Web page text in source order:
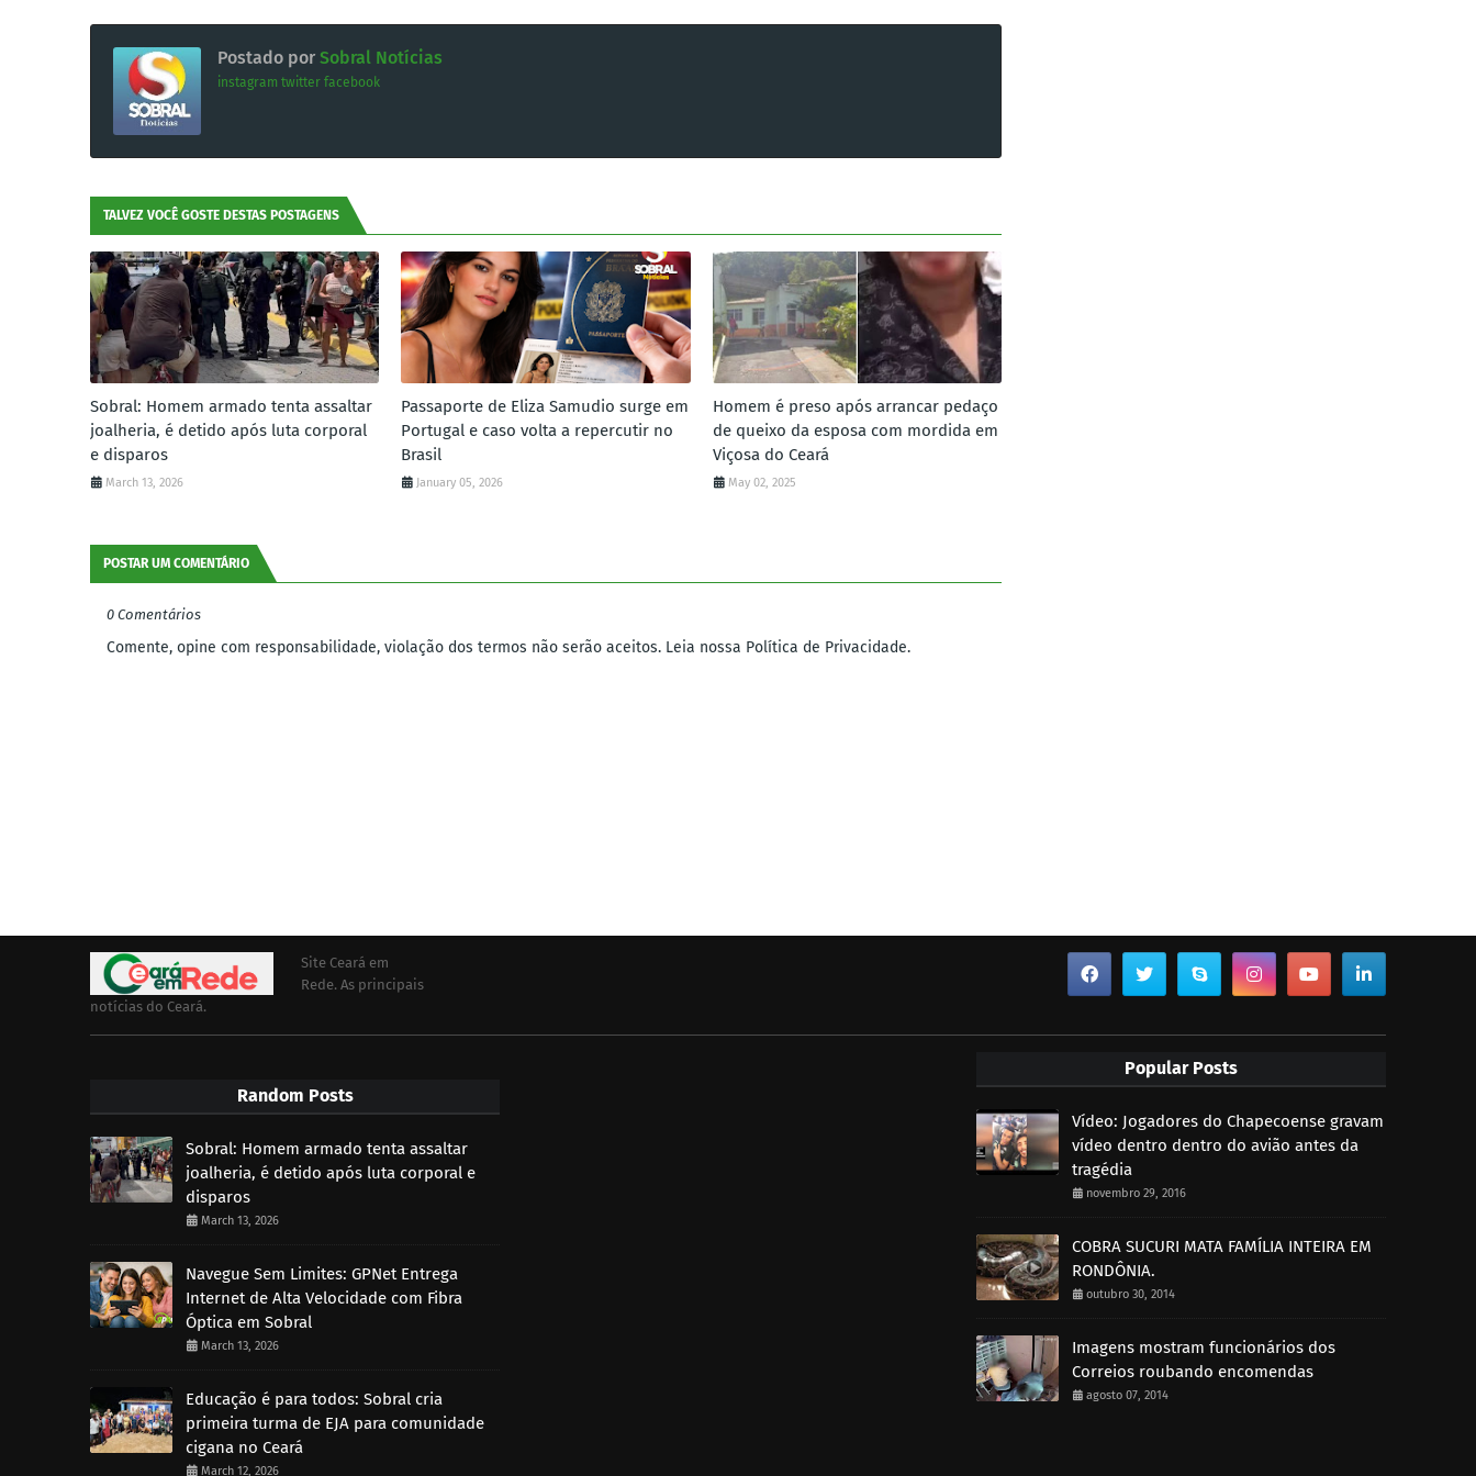
Postado por Sobral Notícias
instagram twitter facebook
TALVEZ VOCÊ GOSTE DESTAS POSTAGENS
Sobral: Homem armado tenta assaltar
joalheria, é detido após luta corporal
e disparos
March 13, 2026
Passaporte de Eliza Samudio surge em
Portugal e caso volta a repercutir no
Brasil
January 05, 2026
Homem é preso após arrancar pedaço
de queixo da esposa com mordida em
Viçosa do Ceará
May 02, 2025
POSTAR UM COMENTÁRIO
0 Comentários
Comente, opine com responsabilidade, violação dos termos não serão aceitos. Leia nossa Política de Privacidade.
Site Ceará em
Rede. As principais
notícias do Ceará.
Random Posts
Sobral: Homem armado tenta assaltar
joalheria, é detido após luta corporal e
disparos
March 13, 2026
Navegue Sem Limites: GPNet Entrega
Internet de Alta Velocidade com Fibra
Óptica em Sobral
March 13, 2026
Educação é para todos: Sobral cria
primeira turma de EJA para comunidade
cigana no Ceará
March 12, 2026
Popular Posts
Vídeo: Jogadores do Chapecoense gravam
vídeo dentro dentro do avião antes da
tragédia
novembro 29, 2016
COBRA SUCURI MATA FAMÍLIA INTEIRA EM
RONDÔNIA.
outubro 30, 2014
Imagens mostram funcionários dos
Correios roubando encomendas
agosto 07, 2014